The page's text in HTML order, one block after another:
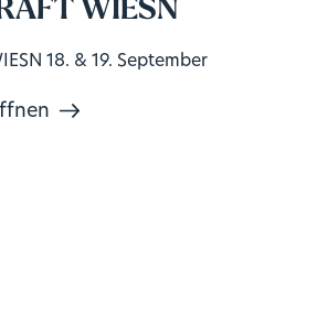
WIESN
18. & 19. September